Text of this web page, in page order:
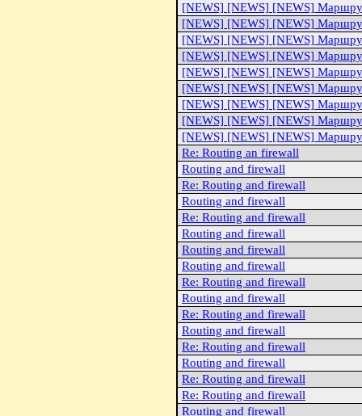
[NEWS] [NEWS] [NEWS]
[NEWS] [NEWS] [NEWS]
[NEWS] [NEWS] [NEWS]
[NEWS] [NEWS] [NEWS]
[NEWS] [NEWS] [NEWS]
[NEWS] [NEWS] [NEWS]
[NEWS] [NEWS] [NEWS]
[NEWS] [NEWS] [NEWS]
[NEWS] [NEWS] [NEWS]
Re: Routing an firewall
Routing and firewall
Re: Routing and firewall
Routing and firewall
Re: Routing and firewall
Routing and firewall
Routing and firewall
Routing and firewall
Re: Routing and firewall
Routing and firewall
Re: Routing and firewall
Routing and firewall
Re: Routing and firewall
Routing and firewall
Re: Routing and firewall
Re: Routing and firewall
Routing and firewall